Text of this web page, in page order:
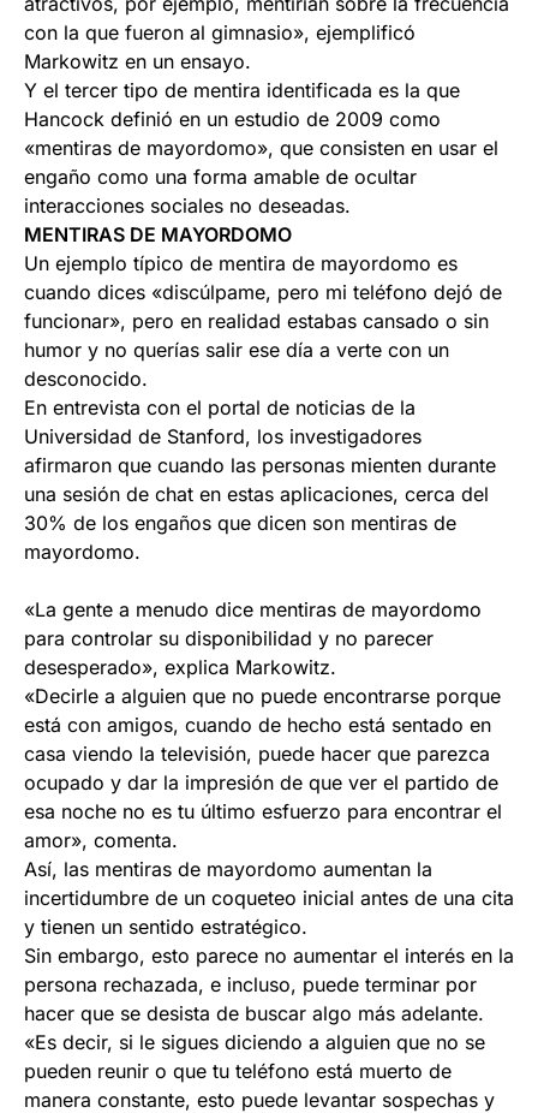
con la que fueron al gimnasio», ejemplificó
Markowitz en un ensayo.
Y el tercer tipo de mentira identificada es la que
Hancock definió en un estudio de 2009 como
«mentiras de mayordomo», que consisten en usar el
engaño como una forma amable de ocultar
interacciones sociales no deseadas.
MENTIRAS DE MAYORDOMO
Un ejemplo típico de mentira de mayordomo es
cuando dices «discúlpame, pero mi teléfono dejó de
funcionar», pero en realidad estabas cansado o sin
humor y no querías salir ese día a verte con un
desconocido.
En entrevista con el portal de noticias de la
Universidad de Stanford, los investigadores
afirmaron que cuando las personas mienten durante
una sesión de chat en estas aplicaciones, cerca del
30% de los engaños que dicen son mentiras de
mayordomo.
«La gente a menudo dice mentiras de mayordomo
para controlar su disponibilidad y no parecer
desesperado», explica Markowitz.
«Decirle a alguien que no puede encontrarse porque
está con amigos, cuando de hecho está sentado en
casa viendo la televisión, puede hacer que parezca
ocupado y dar la impresión de que ver el partido de
esa noche no es tu último esfuerzo para encontrar el
amor», comenta.
Así, las mentiras de mayordomo aumentan la
incertidumbre de un coqueteo inicial antes de una cita
y tienen un sentido estratégico.
Sin embargo, esto parece no aumentar el interés en la
persona rechazada, e incluso, puede terminar por
hacer que se desista de buscar algo más adelante.
«Es decir, si le sigues diciendo a alguien que no se
pueden reunir o que tu teléfono está muerto de
manera constante, esto puede levantar sospechas y